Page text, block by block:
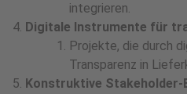
integrieren.
Digitale Instrumente für
Projekte, die durch
Transparenz in
Konstruktive Stakeholder-